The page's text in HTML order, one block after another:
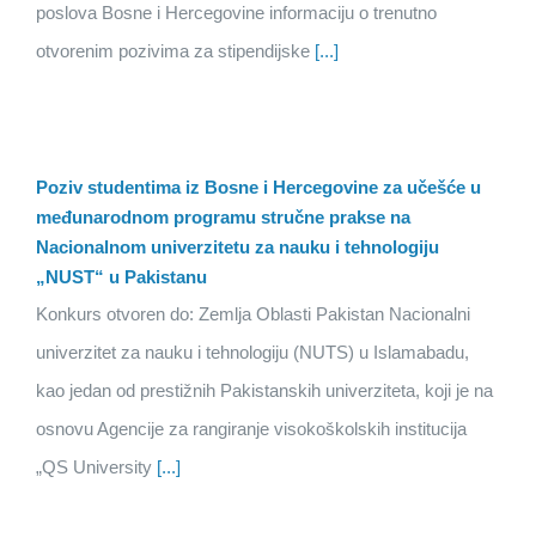
poslova Bosne i Hercegovine informaciju o trenutno
otvorenim pozivima za stipendijske [...]
Poziv studentima iz Bosne i Hercegovine za učešće u
međunarodnom programu stručne prakse na
Nacionalnom univerzitetu za nauku i tehnologiju
„NUST“ u Pakistanu
Konkurs otvoren do: Zemlja Oblasti Pakistan Nacionalni
univerzitet za nauku i tehnologiju (NUTS) u Islamabadu,
kao jedan od prestižnih Pakistanskih univerziteta, koji je na
osnovu Agencije za rangiranje visokoškolskih institucija
„QS University [...]